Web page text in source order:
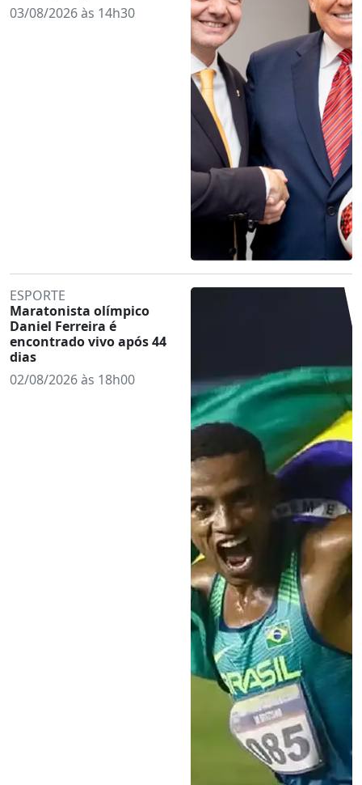
03/08/2026 às 14h30
ESPORTE
Maratonista olímpico
Daniel Ferreira é
encontrado vivo após 44
dias
02/08/2026 às 18h00